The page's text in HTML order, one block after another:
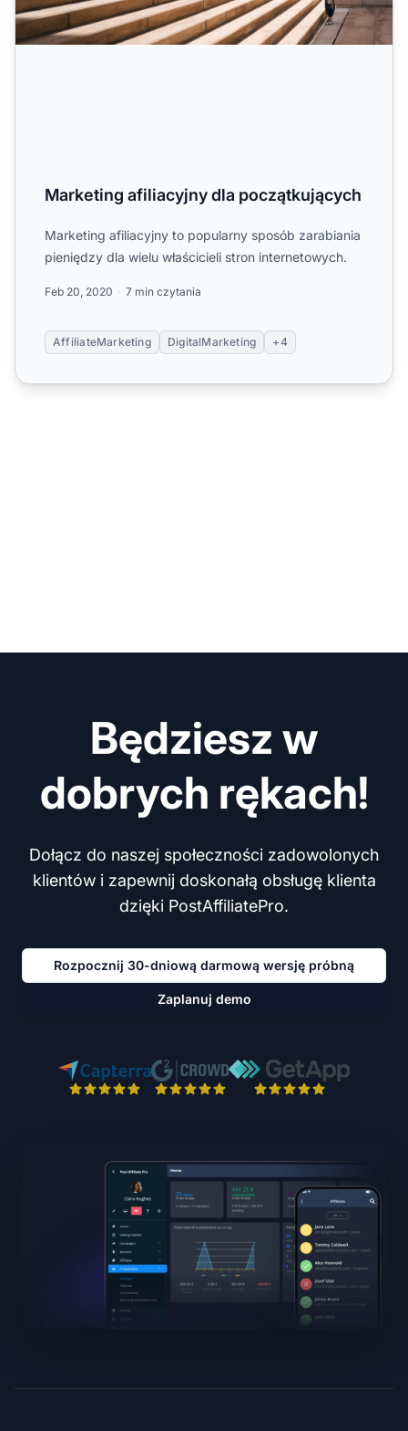
Marketing afiliacyjny dla początkujących
Marketing afiliacyjny to popularny sposób zarabiania
pieniędzy dla wielu właścicieli stron internetowych.
Feb 20, 2020 7 min czytania
AffiliateMarketing DigitalMarketing +4
Będziesz w
dobrych rękach!
Dołącz do naszej społeczności zadowolonych
klientów i zapewnij doskonałą obsługę klienta
dzięki PostAffiliatePro.
Rozpocznij 30-dniową darmową wersję próbną
Zaplanuj demo